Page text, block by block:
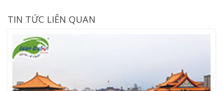
TIN TỨC LIÊN QUAN